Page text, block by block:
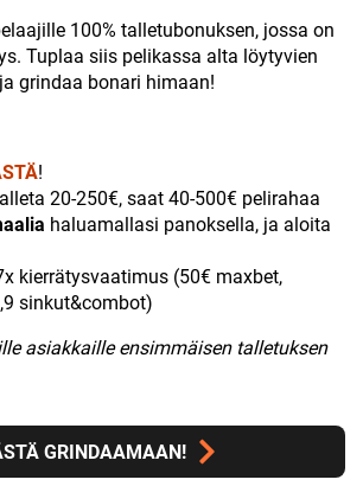
100% talletubonuksen, jossa on
Tuplaa siis pelikassa alta löytyvien
grindaa bonari himaan!
!
20-250€, saat 40-500€ pelirahaa
haluamallasi panoksella, ja aloita
kierrätysvaatimus (50€ maxbet,
sinkut&combot)
asiakkaille ensimmäisen talletuksen
GRINDAAMAAN!